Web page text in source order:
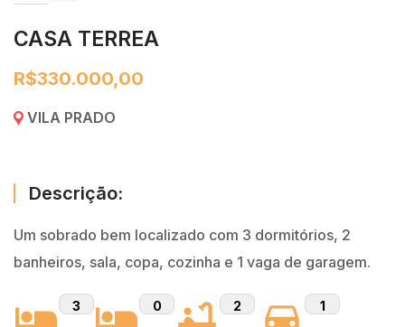
CASA TERREA
R$330.000,00
VILA PRADO
Descrição:
Um sobrado bem localizado com 3 dormitórios, 2
banheiros, sala, copa, cozinha e 1 vaga de garagem.
3 0 2 1